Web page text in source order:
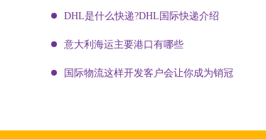
DHL是什么快递?DHL国际快递介绍
意大利海运主要港口有哪些
国际物流这样开发客户会让你成为销冠